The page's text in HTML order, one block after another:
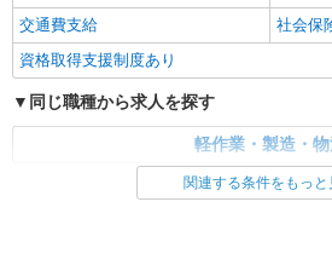
交通費支給
社会保
資格取得支援制度あり
同じ職種から求人を探す
軽作業・製造・
同じ特徴から求人を探す関連する条件をもっと